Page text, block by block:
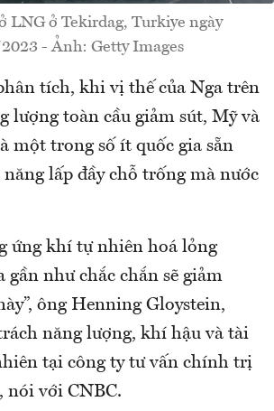
LNG ở Tekirdag, Turkiye ngày
- Ảnh: Getty Images
tích, khi vị thế của Nga trên
lượng toàn cầu giảm sút, Mỹ và
một trong số ít quốc gia sẵn
năng lấp đầy chỗ trống mà nước
ứng khí tự nhiên hoá lỏng
gần như chắc chắn sẽ giảm
ông Henning Gloystein,
năng lượng, khí hậu và tài
tại công ty tư vấn chính trị
nói với CNBC.